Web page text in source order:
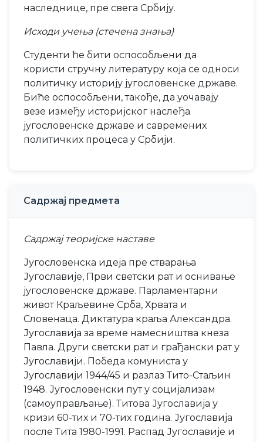
наследнице, пре свега Србију.
Исходи учења (стечена знања)
Студенти ће бити оспособљени да
користи стручну литературу која се односи
политичку историју југословенске државе.
Биће оспособљени, такође, да уочавају
везе између историјског наслеђа
југословенске државе и савремених
политичких процеса у Србији.
Садржај предмета
Садржај теоријске наставе
Југословенска идеја пре стварања
Југославије, Први светски рат и оснивање
југословенске државе. Парламентарни
живот Краљевине Срба, Хрвата и
Словенаца. Диктатура краља Александра.
Југославија за време намесништва кнеза
Павла. Други светски рат и грађански рат у
Југославији. Победа комуниста у
Југослaвији 1944/45 и разлаз Тито-Стаљин
1948. Југословенски пут у социјализам
(самоуправљање). Титова Југославија у
кризи 60-тих и 70-тих година. Југославија
после Тита 1980-1991. Распад Југославије и